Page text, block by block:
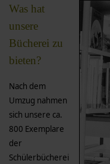
Was hat
unsere
Bücherei zu
bieten?
Nach dem
Umzug nahmen
sich unsere ca.
800 Exemplare
der
Schülerbücherei